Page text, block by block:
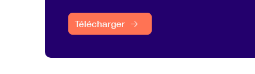
Télécharger